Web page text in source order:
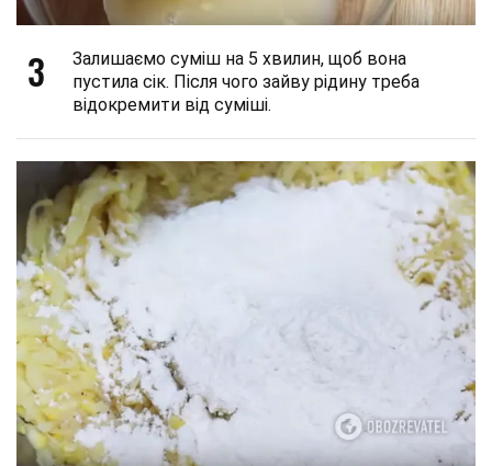
3
Залишаємо суміш на 5 хвилин, щоб вона
пустила сік. Після чого зайву рідину треба
відокремити від суміші.